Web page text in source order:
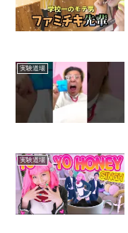
実験道場
実験道場